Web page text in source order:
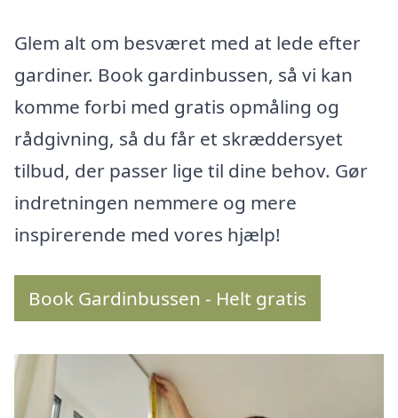
Glem alt om besværet med at lede efter
gardiner. Book gardinbussen, så vi kan
komme forbi med gratis opmåling og
rådgivning, så du får et skræddersyet
tilbud, der passer lige til dine behov. Gør
indretningen nemmere og mere
inspirerende med vores hjælp!
Book Gardinbussen - Helt gratis